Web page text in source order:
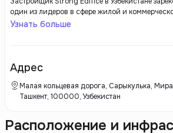
один из лидеров в сфере жилой и
Компания активно участвует в реализации
повысить качество строительства, но и
Узнать больше
Адрес
Малая кольцевая дорога, Сарыкулька,
Ташкент, 100000, Узбекистан
Расположение и